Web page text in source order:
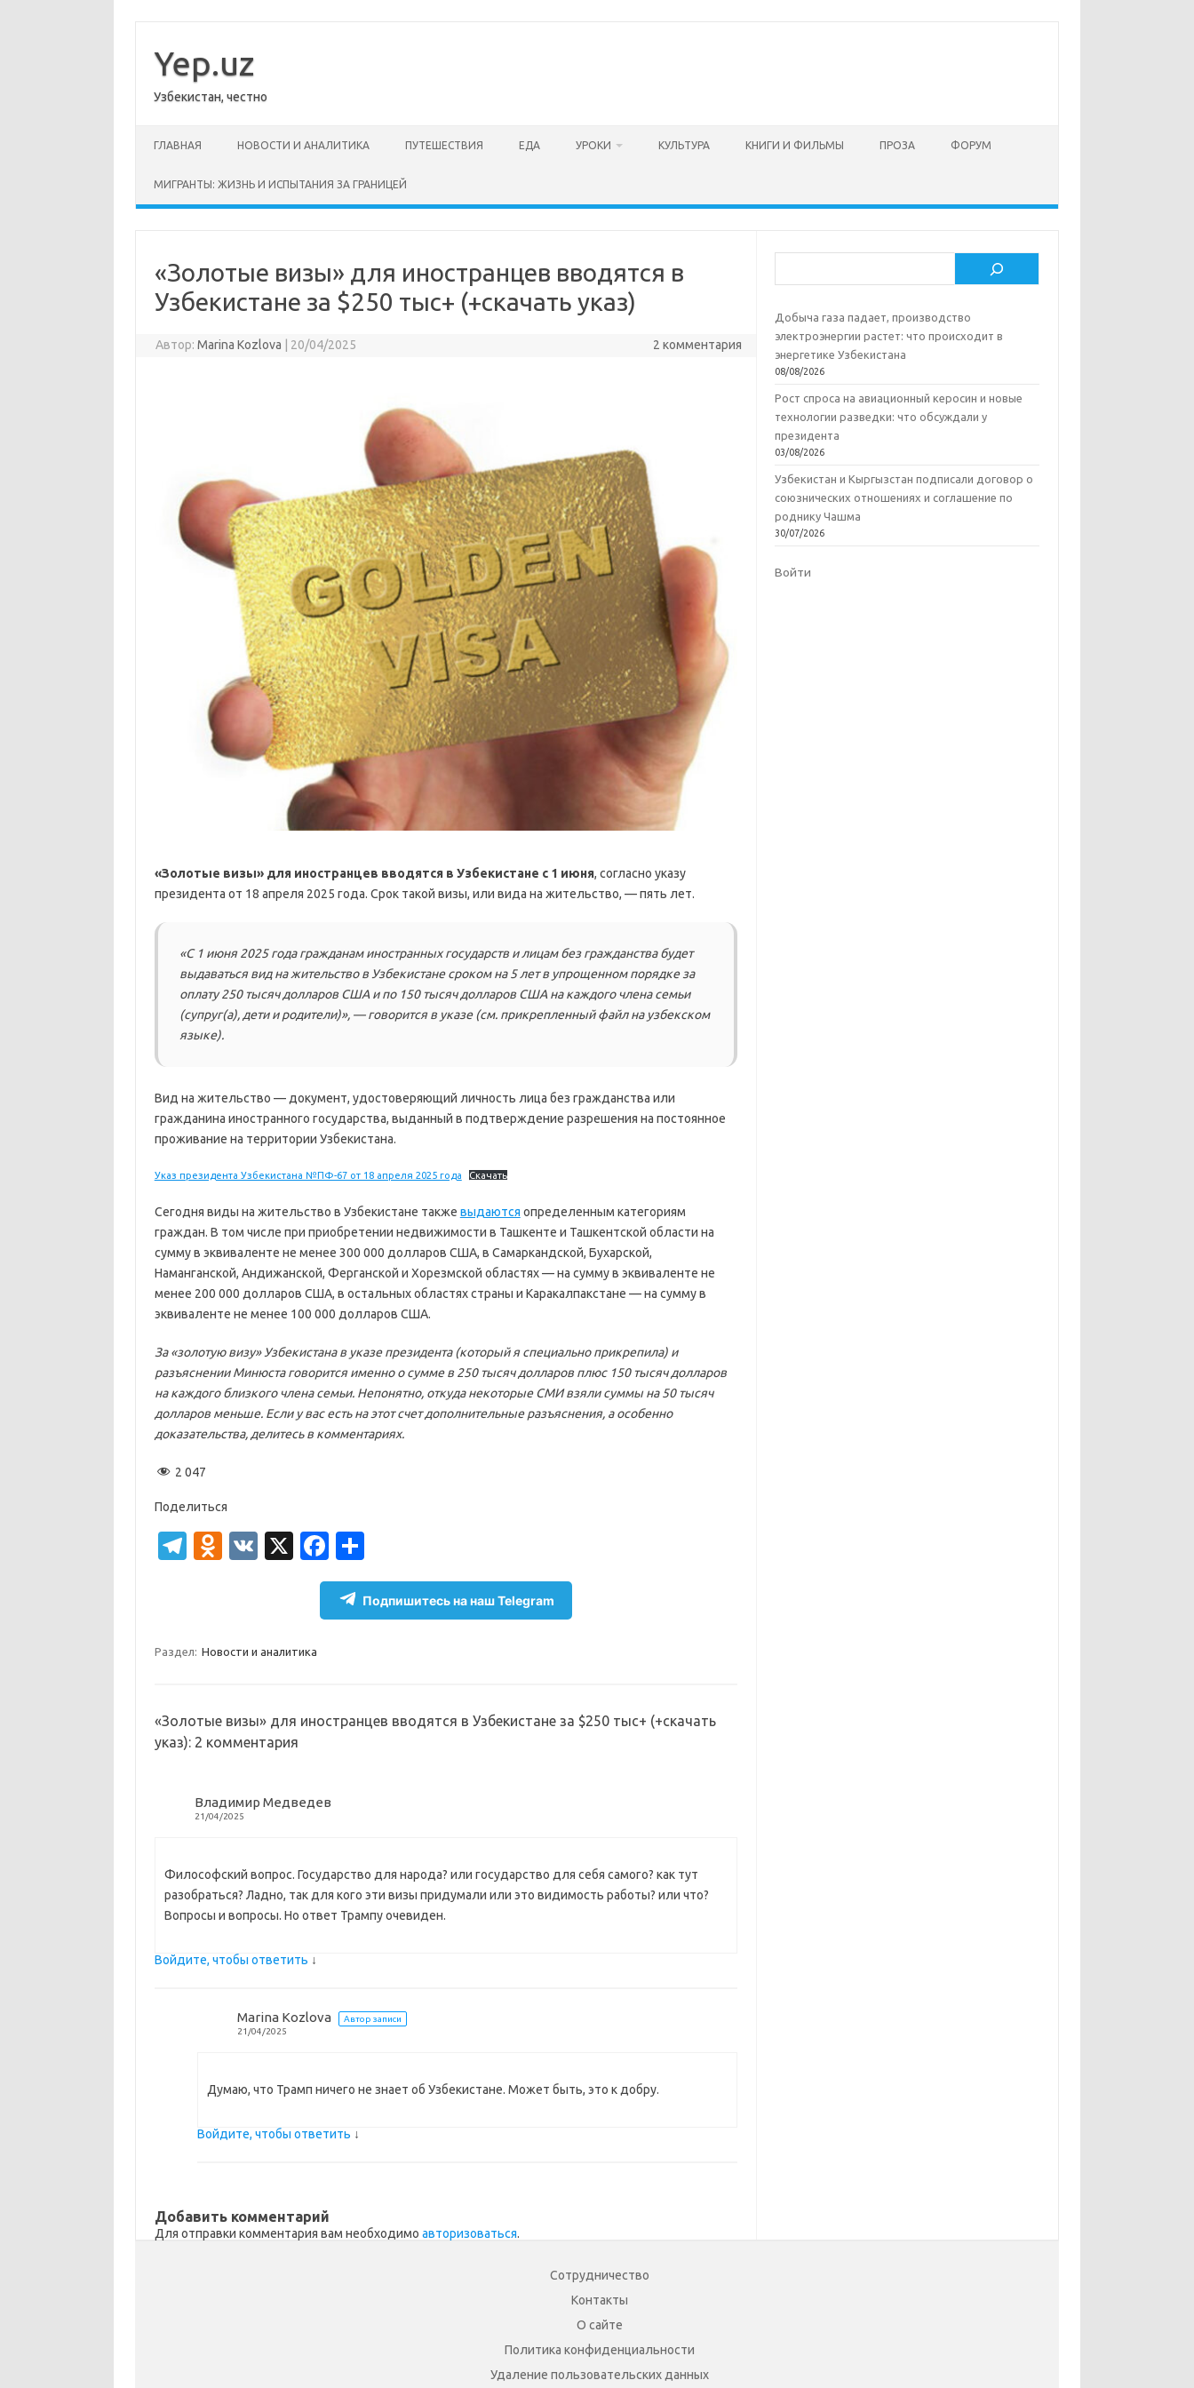
содержимому
Yep.uz
Узбекистан, честно
ГЛАВНАЯ НОВОСТИ И АНАЛИТИКА ПУТЕШЕСТВИЯ ЕДА УРОКИ КУЛЬТУРА КНИГИ И ФИЛЬМЫ ПРОЗА ФОРУМ
МИГРАНТЫ: ЖИЗНЬ И ИСПЫТАНИЯ ЗА ГРАНИЦЕЙ
«Золотые визы» для иностранцев вводятся в
Узбекистане за $250 тыс+ (+скачать указ)
Автор: Marina Kozlova 20/04/2025 2 комментария
«Золотые визы» для иностранцев вводятся в Узбекистане с 1 июня, согласно указу
президента от 18 апреля 2025 года. Срок такой визы, или вида на жительство, — пять лет.
«С 1 июня 2025 года гражданам иностранных государств и лицам без гражданства будет
выдаваться вид на жительство в Узбекистане сроком на 5 лет в упрощенном порядке за
оплату 250 тысяч долларов США и по 150 тысяч долларов США на каждого члена семьи
(супруг(а), дети и родители)», — говорится в указе (см. прикрепленный файл на узбекском
языке).
Вид на жительство — документ, удостоверяющий личность лица без гражданства или
гражданина иностранного государства, выданный в подтверждение разрешения на постоянное
проживание на территории Узбекистана.
Указ президента Узбекистана №ПФ-67 от 18 апреля 2025 года Скачать
Сегодня виды на жительство в Узбекистане также выдаются определенным категориям
граждан. В том числе при приобретении недвижимости в Ташкенте и Ташкентской области на
сумму в эквиваленте не менее 300 000 долларов США, в Самаркандской, Бухарской,
Наманганской, Андижанской, Ферганской и Хорезмской областях — на сумму в эквиваленте не
менее 200 000 долларов США, в остальных областях страны и Каракалпакстане — на сумму в
эквиваленте не менее 100 000 долларов США.
За «золотую визу» Узбекистана в указе президента (который я специально прикрепила) и
разъяснении Минюста говорится именно о сумме в 250 тысяч долларов плюс 150 тысяч долларов
на каждого близкого члена семьи. Непонятно, откуда некоторые СМИ взяли суммы на 50 тысяч
долларов меньше. Если у вас есть на этот счет дополнительные разъяснения, а особенно
доказательства, делитесь в комментариях.
2 047
Поделиться
T
a
O
kl
sn
ik
V
X
Fa
c
e
k
т
п
и
Подпишитесь на наш Telegram
Раздел: Новости и аналитика
«Золотые визы» для иностранцев вводятся в Узбекистане за $250 тыс+ (+скачать
указ): 2 комментария
Владимир Медведев
21/04/2025
Философский вопрос. Государство для народа? или государство для себя самого? как тут
разобраться? Ладно, так для кого эти визы придумали или это видимость работы? или что?
Вопросы и вопросы. Но ответ Трампу очевиден.
Войдите, чтобы ответить ↓
Marina Kozlova
Автор записи
21/04/2025
Думаю, что Трамп ничего не знает об Узбекистане. Может быть, это к добру.
Войдите, чтобы ответить ↓
Добавить комментарий
Для отправки комментария вам необходимо авторизоваться.
Добыча газа падает, производство
электроэнергии растет: что происходит в
энергетике Узбекистана
08/08/2026
Рост спроса на авиационный керосин и новые
технологии разведки: что обсуждали у
президента
03/08/2026
Узбекистан и Кыргызстан подписали договор о
союзнических отношениях и соглашение по
роднику Чашма
30/07/2026
Войти
Сотрудничество
Контакты
О сайте
Политика конфиденциальности
Удаление пользовательских данных